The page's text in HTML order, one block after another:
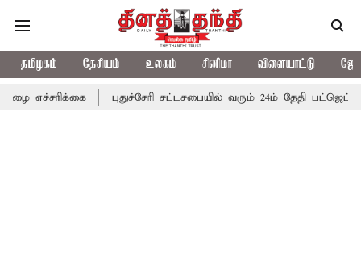
தமிழகம் தேசியம் உலகம் சினிமா விளையாட்டு
புதுச்சேரி சட்டசபையில் வரும் 24ம் தேதி பட்ஜெட் தாக்கல்